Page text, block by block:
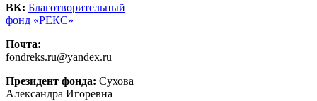
ВК: Благотворительный
фонд «РЕКС»
Почта:
fondreks.ru@yandex.ru
Президент фонда: Сухова
Александра Игоревна